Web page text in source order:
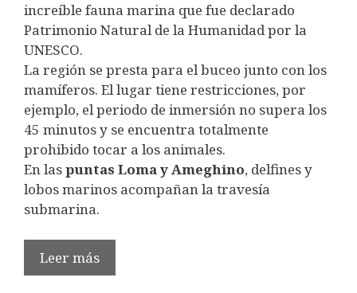
increíble fauna marina que fue declarado
Patrimonio Natural de la Humanidad por la
UNESCO.
La región se presta para el buceo junto con los
mamíferos. El lugar tiene restricciones, por
ejemplo, el periodo de inmersión no supera los
45 minutos y se encuentra totalmente
prohibido tocar a los animales.
En laspuntas Loma y Ameghino, delfines y
lobos marinos acompañan la travesía
submarina.
Leer más